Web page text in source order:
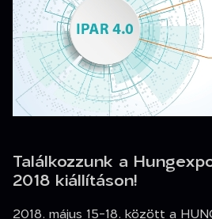
Találkozzunk a
2018 kiállításon!
2018. május 15-18. között a